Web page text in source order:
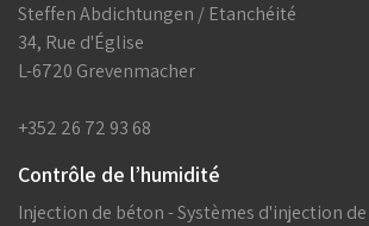
Steffen Abdichtungen / Etanchéité
34, Rue d'Église
L-6720 Grevenmacher
+352 26 72 93 68
Contrôle de l’humidité
Injection de béton - Systèmes d'injection de